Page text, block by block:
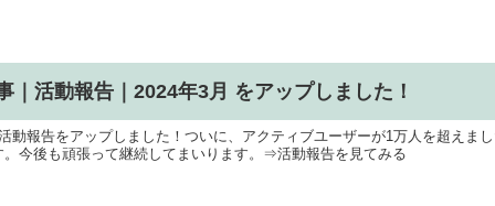
｜活動報告｜2024年3月 をアップしました！
動報告をアップしました！ついに、アクティブユーザーが1万人を超えま
。今後も頑張って継続してまいります。⇒活動報告を見てみる